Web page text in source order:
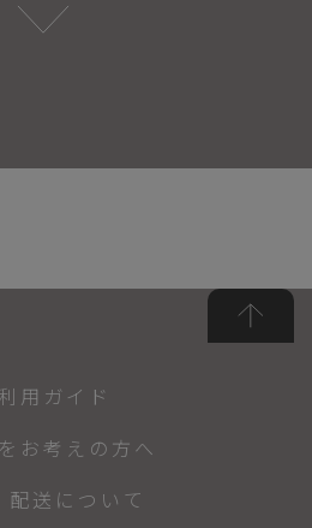
用ガイド
お考えの方へ
配送について